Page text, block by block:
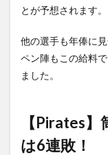
とが予想されます。
他の選手も年俸に
ペン陣もこの給料
ました。
【Pirates
は6連敗！